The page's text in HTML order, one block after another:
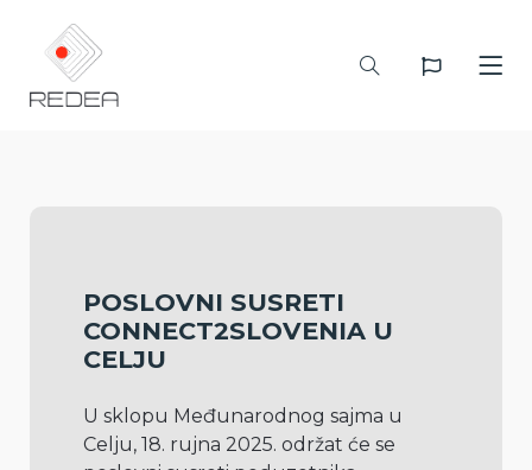
POSLOVNI SUSRETI
CONNECT2SLOVENIA U
CELJU
U sklopu Međunarodnog sajma u
Celju, 18. rujna 2025. održat će se